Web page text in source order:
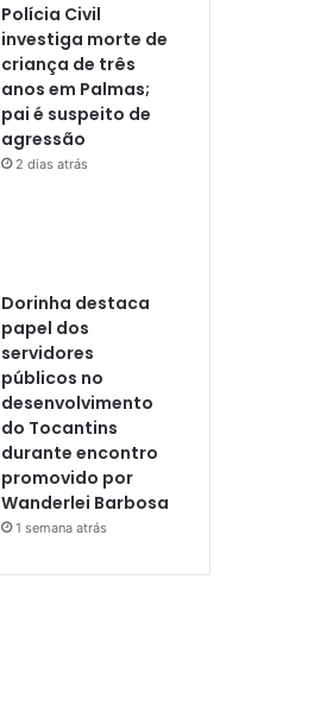
Polícia Civil
investiga morte de
criança de três
anos em Palmas;
pai é suspeito de
agressão
2 dias atrás
Dorinha destaca
papel dos
servidores
públicos no
desenvolvimento
do Tocantins
durante encontro
promovido por
Wanderlei Barbosa
1 semana atrás